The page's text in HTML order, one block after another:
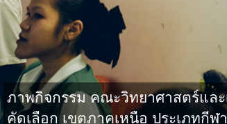
ภาพกิจกรรม คณะวิทยาศาสตร์แล
คัดเลือก เขตภาคเหนือ ประเภทกี